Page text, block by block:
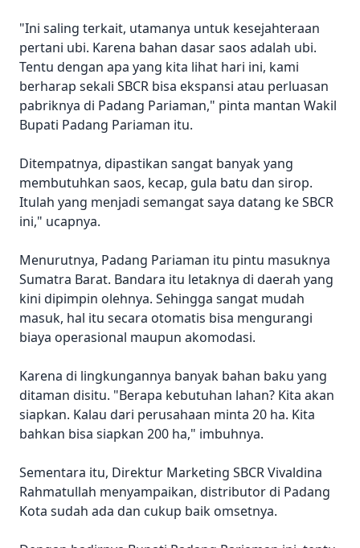
"Ini saling terkait, utamanya untuk kesejahteraan
pertani ubi. Karena bahan dasar saos adalah ubi.
Tentu dengan apa yang kita lihat hari ini, kami
berharap sekali SBCR bisa ekspansi atau perluasan
pabriknya di Padang Pariaman," pinta mantan Wakil
Bupati Padang Pariaman itu.
Ditempatnya, dipastikan sangat banyak yang
membutuhkan saos, kecap, gula batu dan sirop.
Itulah yang menjadi semangat saya datang ke SBCR
ini," ucapnya.
Menurutnya, Padang Pariaman itu pintu masuknya
Sumatra Barat. Bandara itu letaknya di daerah yang
kini dipimpin olehnya. Sehingga sangat mudah
masuk, hal itu secara otomatis bisa mengurangi
biaya operasional maupun akomodasi.
Karena di lingkungannya banyak bahan baku yang
ditaman disitu. "Berapa kebutuhan lahan? Kita akan
siapkan. Kalau dari perusahaan minta 20 ha. Kita
bahkan bisa siapkan 200 ha," imbuhnya.
Sementara itu, Direktur Marketing SBCR Vivaldina
Rahmatullah menyampaikan, distributor di Padang
Kota sudah ada dan cukup baik omsetnya.